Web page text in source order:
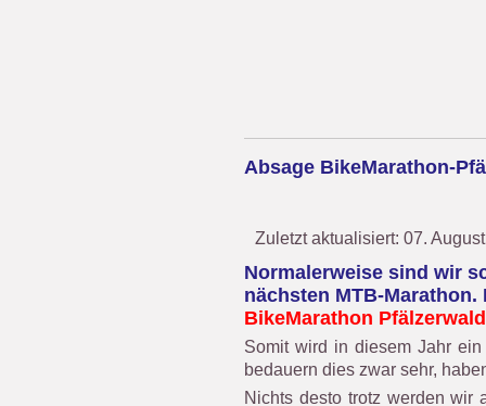
Absage BikeMarathon-
Zuletzt aktualisiert: 07.
Normalerweise sind wir
nächsten MTB-
BikeMarathon
Somit wird in diesem Jahr
bedauern dies zwar sehr,
Nichts desto trotz werden wir